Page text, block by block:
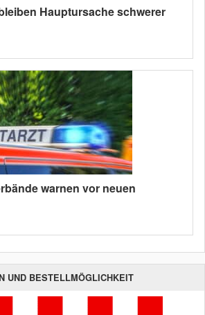
Hauptursache schwerer
warnen vor neuen
UND BESTELLMÖGLICHKEIT